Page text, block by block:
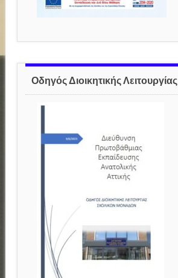
Οδηγός Διοικητικής Λειτουργίας